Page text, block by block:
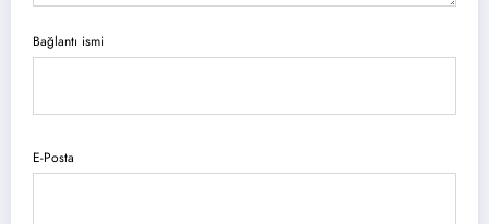
Bağlantı ismi
E-Posta